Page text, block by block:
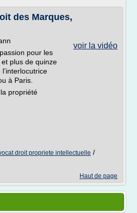
des Marques,
voir la vidéo
pour les
plus de quinze
à Paris.
propriété
droit propriete intellectuelle /
Haut de page